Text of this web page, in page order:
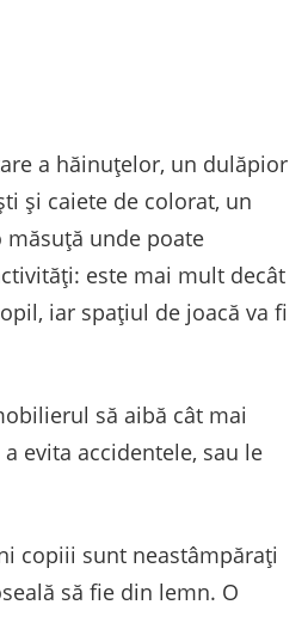
a hăinuțelor, un dulăpior
și caiete de colorat, un
unde poate
este mai mult decât
iar spațiul de joacă va fi
să aibă cât mai
evita accidentele, sau le
copiii sunt neastâmpărați
să fie din lemn. O